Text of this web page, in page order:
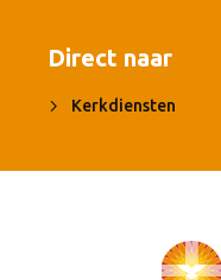
Direct naar
Kerkdiensten